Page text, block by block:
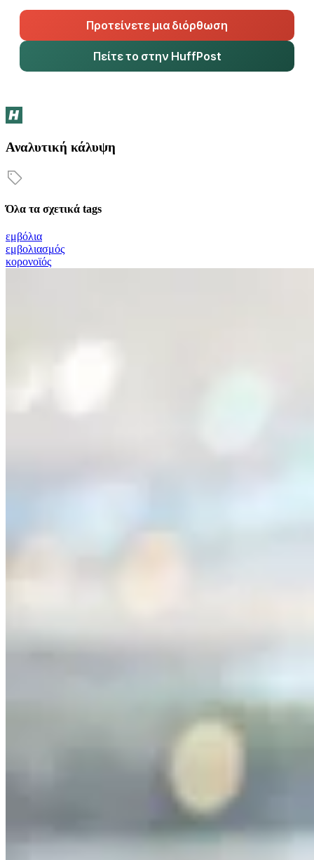
Προτείνετε μια διόρθωση
Πείτε το στην HuffPost
Αναλυτική κάλυψη
Όλα τα σχετικά tags
εμβόλια
εμβολιασμός
κορονοϊός